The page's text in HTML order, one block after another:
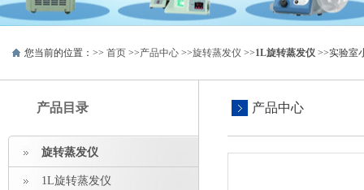
您当前的位置：>> 首页 >>产品中心 >>旋转蒸发仪 >>1L旋转蒸发仪 >>实验室
产品目录
旋转蒸发仪
1L旋转蒸发仪
产品中心